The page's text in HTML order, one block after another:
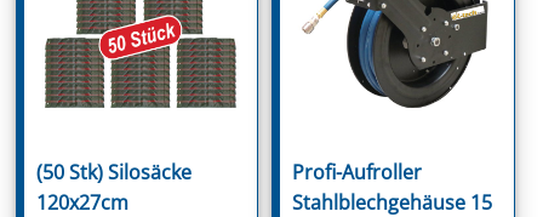
(50 Stk) Silosäcke
120x27cm
Profi-Aufroller
Stahlblechgehäuse 15